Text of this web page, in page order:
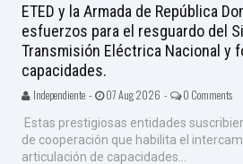
ETED y la Armada de República
esfuerzos para el resguardo del
Transmisión Eléctrica Nacional y
capacidades.
Independiente - 07 Aug 2026 - 0 Comments
Estas prestigiosas entidades
de cooperación que habilita el
articulación de capacidades...